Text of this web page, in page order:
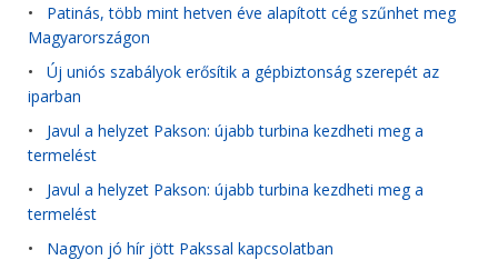
• Patinás, több mint hetven éve alapított cég szűnhet meg
Magyarországon
• Új uniós szabályok erősítik a gépbiztonság szerepét az
iparban
• Javul a helyzet Pakson: újabb turbina kezdheti meg a
termelést
• Javul a helyzet Pakson: újabb turbina kezdheti meg a
termelést
• Nagyon jó hír jött Pakssal kapcsolatban